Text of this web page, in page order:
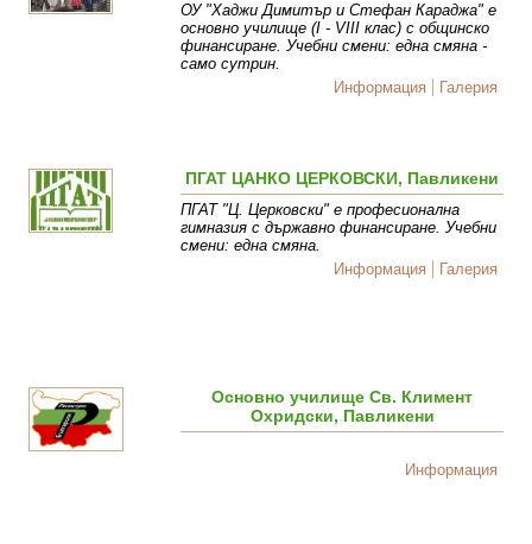
ОУ "Хаджи Димитър и Стефан Караджа" е
основно училище (І - VІІІ клас) с общинско
финансиране. Учебни смени: една смяна -
само сутрин.
Информация
Галерия
ПГАТ ЦАНКО ЦЕРКОВСКИ, Павликени
ПГАТ "Ц. Церковски" е професионална
гимназия с държавно финансиране. Учебни
смени: една смяна.
Информация
Галерия
Основно училище Св. Климент
Охридски, Павликени
Информация